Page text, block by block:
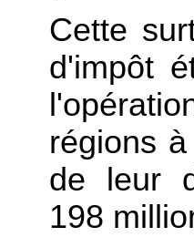
Cette
d'impôt
régions
de leur
198